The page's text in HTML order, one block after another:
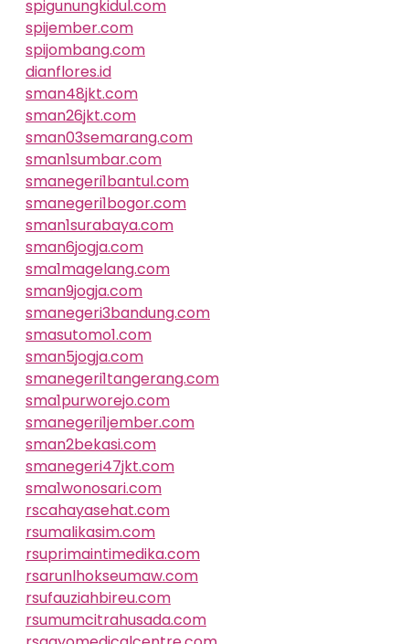
spigunungkidul.com
spijember.com
spijombang.com
dianflores.id
sman48jkt.com
sman26jkt.com
sman03semarang.com
sman1sumbar.com
smanegeri1bantul.com
smanegeri1bogor.com
sman1surabaya.com
sman6jogja.com
sma1magelang.com
sman9jogja.com
smanegeri3bandung.com
smasutomo1.com
sman5jogja.com
smanegeri1tangerang.com
sma1purworejo.com
smanegeri1jember.com
sman2bekasi.com
smanegeri47jkt.com
sma1wonosari.com
rscahayasehat.com
rsumalikasim.com
rsuprimaintimedika.com
rsarunlhokseumaw.com
rsufauziahbireu.com
rsumumcitrahusada.com